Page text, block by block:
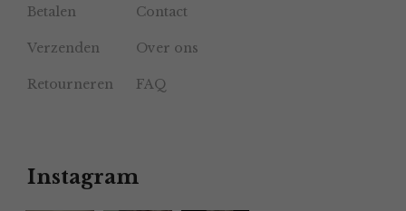
Betalen Contact
Verzenden Over ons
Retourneren FAQ
Instagram